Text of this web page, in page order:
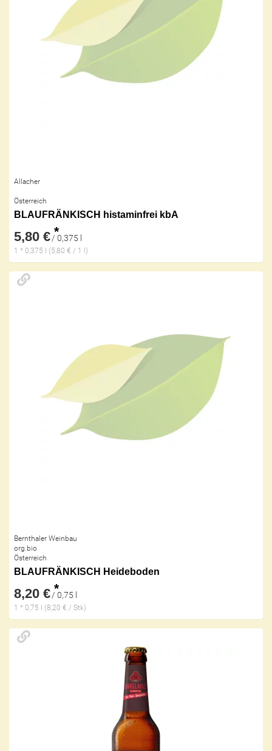
Allacher
Österreich
BLAUFRÄNKISCH histaminfrei kbA
5,80 € *
/ 0,375 l
1 * 0,375 l (5,80 € / 1 l)
Bernthaler Weinbau
org.bio
Österreich
BLAUFRÄNKISCH Heideboden
8,20 € *
/ 0,75 l
1 * 0,75 l (8,20 € / Stk)